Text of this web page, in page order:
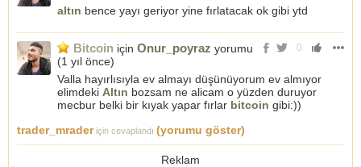
altın bence yayı geriyor yine fırlatacak ok gibi ytd
0
Bitcoin için Onur_poyraz yorumu
(1 yıl önce)
Valla hayırlısıyla ev almayı düşünüyorum ev almıyor
elimdeki Altın bozsam ne alicam o yüzden duruyor
mecbur belki bir kıyak yapar fırlar bitcoin gibi:))
trader_mraderiçin cevaplandı (yorumu göster)
Reklam